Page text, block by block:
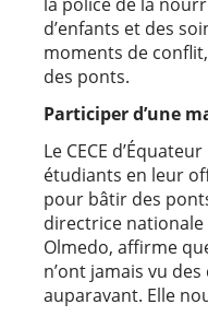
d’enfants et des
moments de
des ponts.
Participerd’une
Le CECE
étudiants en leur
pour bâtir des
directrice nationale
Olmedo, affirme
n’ont jamais vu
auparavant. Elle